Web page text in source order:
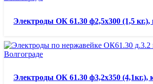
Электроды ОК 61.30 ф2,5х300 (1,5 кг.),
Электроды ОК 61.30 ф3,2х350 (4,1кг.),